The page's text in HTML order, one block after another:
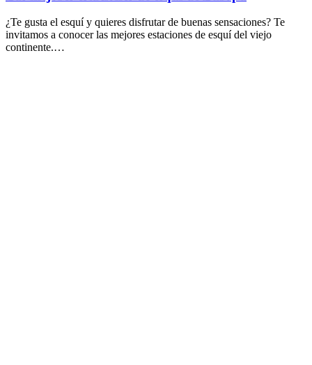
¿Te gusta el esquí y quieres disfrutar de buenas sensaciones? Te
invitamos a conocer las mejores estaciones de esquí del viejo
continente.…